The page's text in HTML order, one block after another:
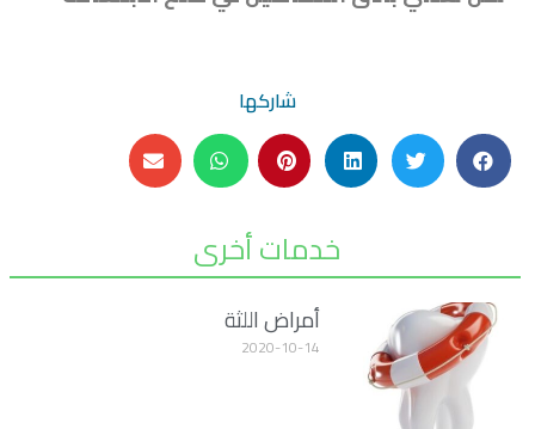
شاركها
خدمات أخرى
أمراض اللثة
2020-10-14